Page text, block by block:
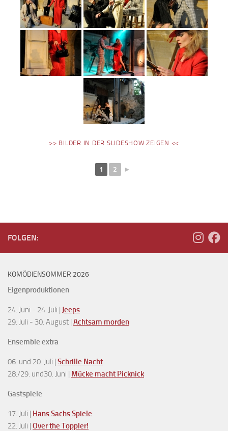
>> BILDER IN DER SLIDESHOW ZEIGEN <<
1 2 ►
FOLGEN:
KOMÖDIENSOMMER 2026
Eigenproduktionen
24. Juni - 24. Juli | Jeeps
29. Juli - 30. August | Achtsam morden
Ensemble extra
06. und 20. Juli | Schrille Nacht
28./29. und30. Juni | Mücke macht Picknick
Gastspiele
17. Juli | Hans Sachs Spiele
22. Juli | Over the Toppler!